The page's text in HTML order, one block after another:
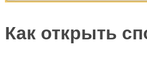
Как открыть